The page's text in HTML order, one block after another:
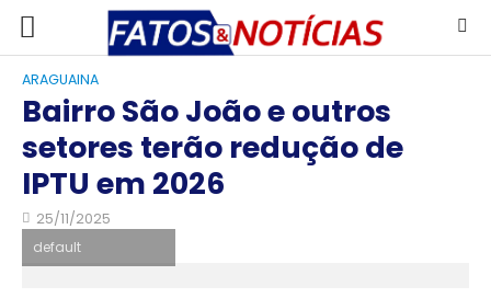
ARAGUAINA
Bairro São João e outros
setores terão redução de
IPTU em 2026
25/11/2025
default